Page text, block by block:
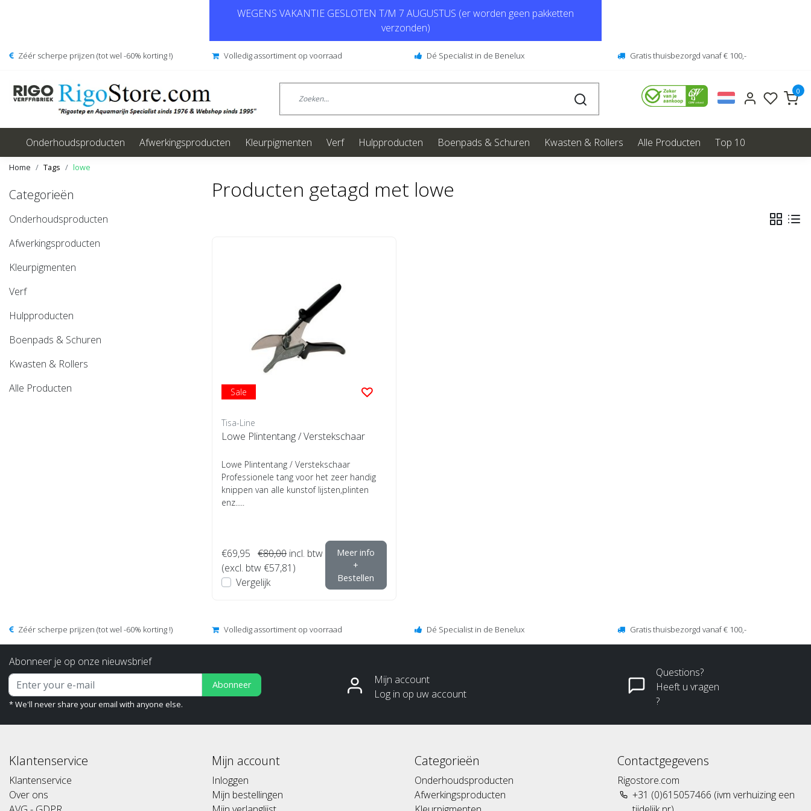
WEGENS VAKANTIE GESLOTEN T/M 7 AUGUSTUS (er worden geen pakketten
verzonden)
Zéér scherpe prijzen (tot wel -60% korting !) Volledig assortiment op voorraad Dé Specialist in de Benelux Gratis thuisbezorgd vanaf € 100,-
0
Onderhoudsproducten Afwerkingsproducten Kleurpigmenten Verf Hulpproducten Boenpads & Schuren Kwasten & Rollers Alle Producten Top 10
Home Tags lowe
Categorieën
Onderhoudsproducten
Afwerkingsproducten
Kleurpigmenten
Verf
Hulpproducten
Boenpads & Schuren
Kwasten & Rollers
Alle Producten
Producten getagd met lowe
Sale
Tisa-Line
Lowe Plintentang / Verstekschaar
Lowe Plintentang / Verstekschaar
Professionele tang voor het zeer handig
knippen van alle kunstof lijsten,plinten
enz.....
€69,95 €80,00 incl. btw
(excl. btw €57,81)
Vergelijk
Meer info
+
Bestellen
Zéér scherpe prijzen (tot wel -60% korting !) Volledig assortiment op voorraad Dé Specialist in de Benelux Gratis thuisbezorgd vanaf € 100,-
Abonneer je op onze nieuwsbrief
Abonneer
* We'll never share your email with anyone else.
Mijn account
Log in op uw account
Questions?
Heeft u vragen
?
Klantenservice
Klantenservice
Over ons
Mijn account
Inloggen
Mijn bestellingen
Categorieën
Onderhoudsproducten
Afwerkingsproducten
Contactgegevens
Rigostore.com
+31 (0)615057466 (ivm verhuizing een